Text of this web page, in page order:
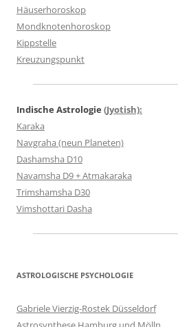
Häuserhoroskop
Mondknotenhoroskop
Kippstelle
Kreuzungspunkt
Indische Astrologie (Jyotish):
Karaka
Navgraha (neun Planeten)
Dashamsha D10
Navamsha D9 + Atmakaraka
Trimshamsha D30
Vimshottari Dasha
ASTROLOGISCHE PSYCHOLOGIE
Gabriele Vierzig-Rostek Düsseldorf